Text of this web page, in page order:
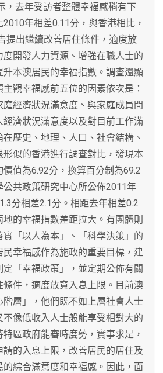
，去年受訪者整體幸福感稍有下
年相差0.11分，與香港相比，
提出繼續改善居住條件，適度放
開發人力資源、增強在職人士的
本澳居民的幸福指數。調查還顯
觀幸福感前五位的因素依次是：
經濟狀況滿意度、與家庭成員間
經濟狀況滿意度以及對目前工作滿
歷史、地理、人口、社會結構、
形似的香港進行調查對比，發現本
值為6.92分，換算百分制為69.2
共政策研究中心所公佈2011年
分相差2.1分。相距去年相差0.2
的幸福指數差距拉大。有團體則
「以人為本」、「科學決策」的
幸福感作為施政的重要目標，建
「幸福政策」，並定期公佈有關
件，適度放寬入息上限。目前澳
階層」，他們既不如上層社會人士
像低收入人士般能享受相對大的
區政府能審時度勢，實事求是，
的入息上限，改善居民的居住及
綜合滿意度和幸福感。因此，面